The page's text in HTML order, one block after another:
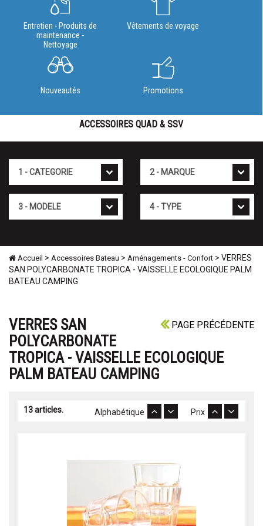
Entretien - Produits de
maintenance -
Nettoyage
Vêtements de voyage
Nouveautés Promotions
ACCESSOIRES QUAD & SSV
Accueil > Accessoires Bateau > Aménagements - Confort > VERRES
SAN POLYCARBONATE TROPICA - VAISSELLE ECOLOGIQUE PALM
BATEAU CAMPING
PAGE PRÉCÉDENTE
VERRES SAN
POLYCARBONATE
TROPICA - VAISSELLE ECOLOGIQUE
PALM BATEAU CAMPING
13 articles. Prix
Alphabétique